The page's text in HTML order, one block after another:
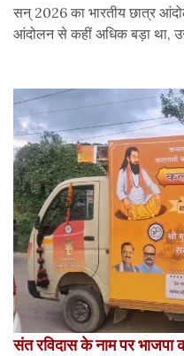
सन् 2026 का भारतीय छात्र
आंदोलन से कहीं अधिक बड़ा था,
संत रविदास के नाम पर भाजपा